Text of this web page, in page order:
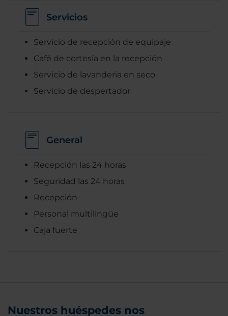
Servicios
Servicio de recepción de equipaje
Café de cortesía en la recepción
Servicio de lavanderia en seco
Servicio de despertador
General
Recepción las 24 horas
Seguridad las 24 horas
Recepción
Personal multilingüe
Caja fuerte
Nuestros huéspedes nos